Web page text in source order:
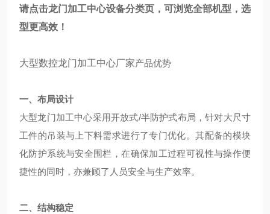
请点击龙门加工中心设备分类页，可浏览全部机型，选
型更高效！
大型数控龙门加工中心厂家产品优势
一、布局设计
大型龙门加工中心采用开放式/半防护式布局，针对大尺寸
工件的吊装与上下料需求进行了专门优化。其配备的模块
化防护系统与安全围栏，在确保加工过程可视性与操作便
捷性的同时，亦兼顾了人员安全与生产效率。
二、结构稳定